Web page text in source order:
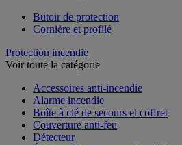
Butoir de protection
Cornière et profilé
Protection incendie
Voir toute la catégorie
Accessoires anti-incendie
Alarme incendie
Boîte à clé de secours et coffret
Couverture anti-feu
Détecteur